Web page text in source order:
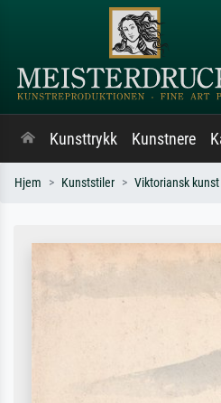
Kunsttrykk Kunstnere
Hjem Kunststiler Viktoriansk kunst